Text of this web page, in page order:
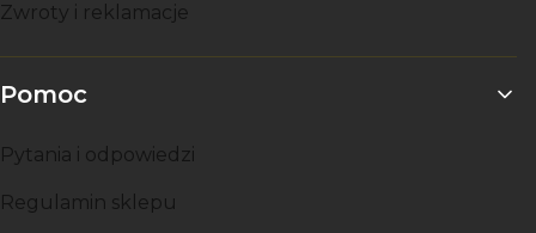
Zwroty i reklamacje
Pomoc
Pytania i odpowiedzi
Regulamin sklepu